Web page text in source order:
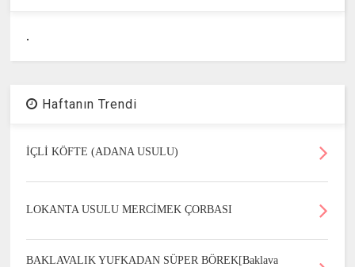
.
Haftanın Trendi
İÇLİ KÖFTE (ADANA USULU)
LOKANTA USULU MERCİMEK ÇORBASI
BAKLAVALIK YUFKADAN SÜPER BÖREK[Baklava